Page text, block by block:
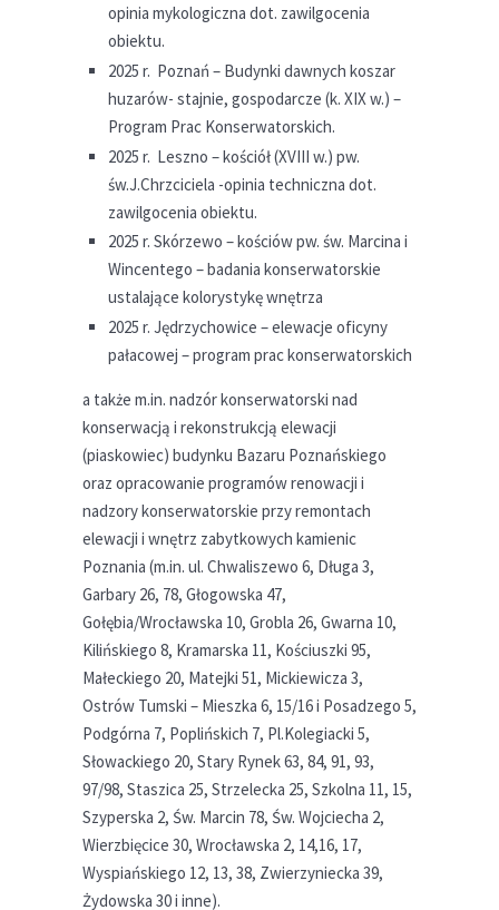
opinia mykologiczna dot. zawilgocenia
obiektu.
2025 r. Poznań – Budynki dawnych koszar
huzarów- stajnie, gospodarcze (k. XIX w.) –
Program Prac Konserwatorskich.
2025 r. Leszno – kościół (XVIII w.) pw.
św.J.Chrzciciela -opinia techniczna dot.
zawilgocenia obiektu.
2025 r. Skórzewo – kościów pw. św. Marcina i
Wincentego – badania konserwatorskie
ustalające kolorystykę wnętrza
2025 r. Jędrzychowice – elewacje oficyny
pałacowej – program prac konserwatorskich
a także m.in. nadzór konserwatorski nad
konserwacją i rekonstrukcją elewacji
(piaskowiec) budynku Bazaru Poznańskiego
oraz opracowanie programów renowacji i
nadzory konserwatorskie przy remontach
elewacji i wnętrz zabytkowych kamienic
Poznania (m.in. ul. Chwaliszewo 6, Długa 3,
Garbary 26, 78, Głogowska 47,
Gołębia/Wrocławska 10, Grobla 26, Gwarna 10,
Kilińskiego 8, Kramarska 11, Kościuszki 95,
Małeckiego 20, Matejki 51, Mickiewicza 3,
Ostrów Tumski – Mieszka 6, 15/16 i Posadzego 5,
Podgórna 7, Poplińskich 7, Pl.Kolegiacki 5,
Słowackiego 20, Stary Rynek 63, 84, 91, 93,
97/98, Staszica 25, Strzelecka 25, Szkolna 11, 15,
Szyperska 2, Św. Marcin 78, Św. Wojciecha 2,
Wierzbięcice 30, Wrocławska 2, 14,16, 17,
Wyspiańskiego 12, 13, 38, Zwierzyniecka 39,
Żydowska 30 i inne).